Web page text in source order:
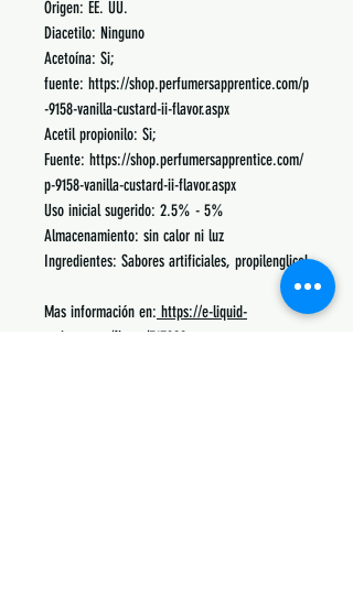
Origen: EE. UU.
Diacetilo: Ninguno
Acetoína: Si;
fuente: https://shop.perfumersapprentice.com/p
-9158-vanilla-custard-ii-flavor.aspx
Acetil propionilo: Si;
Fuente: https://shop.perfumersapprentice.com/
p-9158-vanilla-custard-ii-flavor.aspx
Uso inicial sugerido: 2.5% - 5%
Almacenamiento: sin calor ni luz
Ingredientes: Sabores artificiales, propilenglicol
Mas información en: https://e-liquid-
recipes.com/flavor/317029